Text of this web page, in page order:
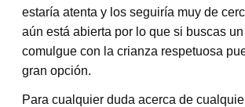
estaría atenta y los seguiría muy de
aún está abierta por lo que si buscas
comulgue con la crianza respetuosa
gran opción.
Para cualquier duda acerca de